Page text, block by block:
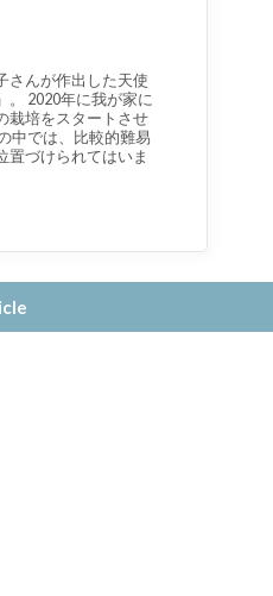
さんが作出した天使
。 2020年に我が家に
栽培をスタートさせ
中では、比較的難易
置づけられてはいま